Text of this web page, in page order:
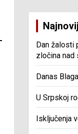
Dan žalosti
zločina nad
Danas
U Srpskoj
Isključenja